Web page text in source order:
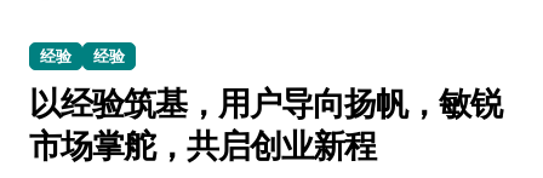
经验 经验
以经验筑基，用户导向扬帆，敏锐
市场掌舵，共启创业新程